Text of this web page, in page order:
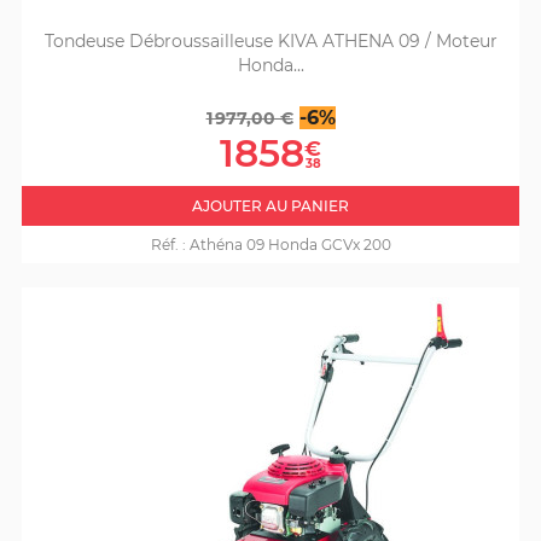
Tondeuse Débroussailleuse KIVA ATHENA 09 / Moteur
Honda...
Prix
de
base
1 977,00 € -6%Prix
1858€
38
AJOUTER AU PANIER
Réf. : Athéna 09 Honda GCVx 200